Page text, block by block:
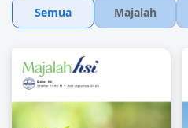
Semua Majalah